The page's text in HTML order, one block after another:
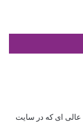
عالی ای که در سایت